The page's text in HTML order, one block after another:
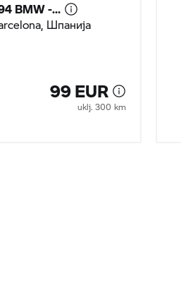
BMW -...
Шпанија
99 EUR
uklj. 300 km